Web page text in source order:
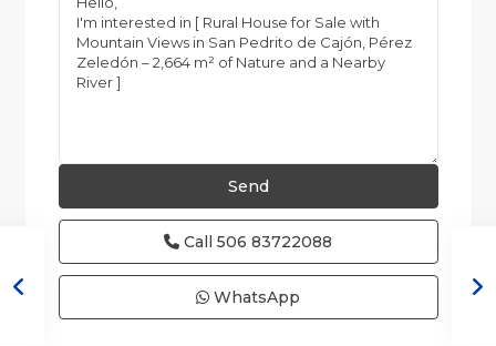
Call 506 83722088
WhatsApp